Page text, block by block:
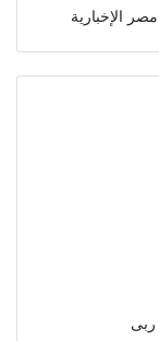
الإخبارية